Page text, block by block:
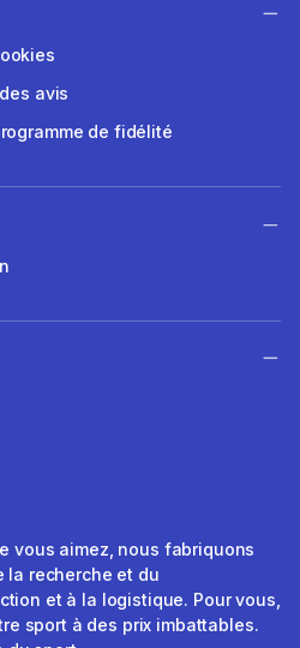
avis
de fidélité
vous aimez, nous fabriquons
la recherche et du
et à la logistique. Pour vous,
sport à des prix imbattables.